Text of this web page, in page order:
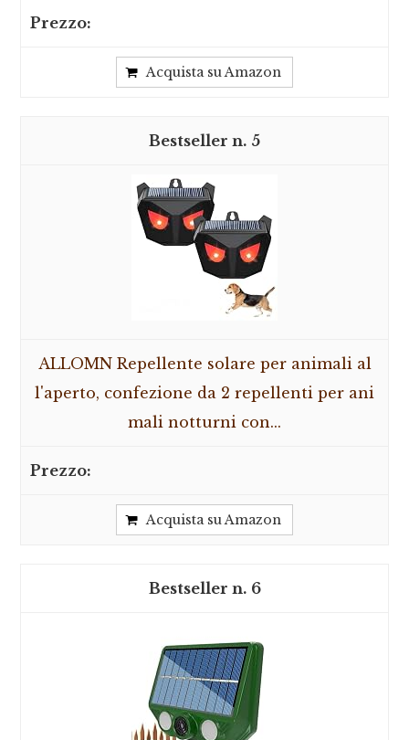
Acquista su Amazon
5
ALLOMN Repellente solare per animali al
l'aperto, confezione da 2 repellenti per ani
mali notturni con...
Acquista su Amazon
6